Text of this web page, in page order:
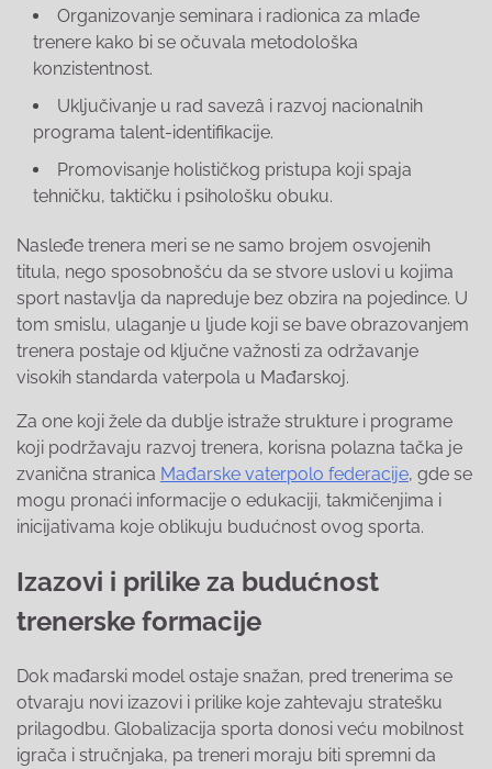
Organizovanje seminara i radionica za mlađe
trenere kako bi se očuvala metodološka
konzistentnost.
Uključivanje u rad savezâ i razvoj nacionalnih
programa talent-identifikacije.
Promovisanje holističkog pristupa koji spaja
tehničku, taktičku i psihološku obuku.
Nasleđe trenera meri se ne samo brojem osvojenih
titula, nego sposobnošću da se stvore uslovi u kojima
sport nastavlja da napreduje bez obzira na pojedince. U
tom smislu, ulaganje u ljude koji se bave obrazovanjem
trenera postaje od ključne važnosti za održavanje
visokih standarda vaterpola u Mađarskoj.
Za one koji žele da dublje istraže strukture i programe
koji podržavaju razvoj trenera, korisna polazna tačka je
zvanična stranica Mađarske vaterpolo federacije, gde se
mogu pronaći informacije o edukaciji, takmičenjima i
inicijativama koje oblikuju budućnost ovog sporta.
Izazovi i prilike za budućnost
trenerske formacije
Dok mađarski model ostaje snažan, pred trenerima se
otvaraju novi izazovi i prilike koje zahtevaju stratešku
prilagodbu. Globalizacija sporta donosi veću mobilnost
igrača i stručnjaka, pa treneri moraju biti spremni da